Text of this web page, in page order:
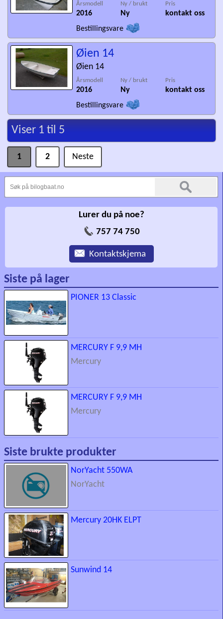
Årsmodell
2016
Ny / brukt
Ny
Pris
kontakt oss
Bestillingsvare
Øien 14
Øien 14
Årsmodell
2016
Ny / brukt
Ny
Pris
kontakt oss
Bestillingsvare
Viser 1 til 5
1 2 Neste
Lurer du på noe?
757 74 750
Kontaktskjema
Siste på lager
PIONER 13 Classic
MERCURY F 9,9 MH
Mercury
MERCURY F 9,9 MH
Mercury
Siste brukte produkter
NorYacht 550WA
NorYacht
Mercury 20HK ELPT
Sunwind 14